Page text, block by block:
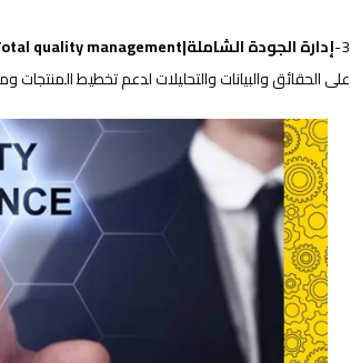
3- إدارة الجودة الشاملة|Total quality management:
على الحقائق والبيانات والتحليلات لدعم تخطيط المنتجات